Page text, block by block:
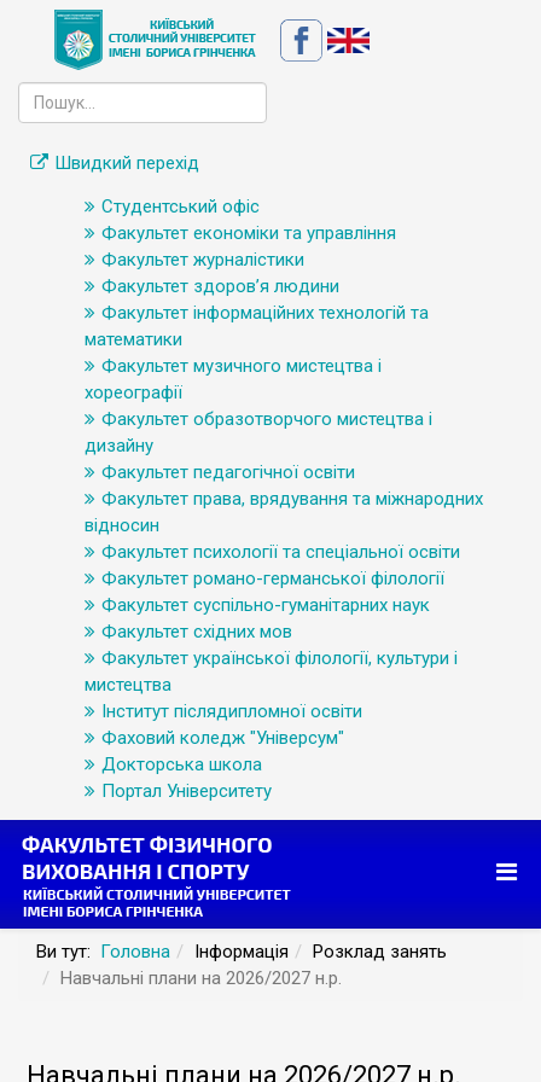
Швидкий перехід
Студентський офіс
Факультет економіки та управління
Факультет журналістики
Факультет здоров’я людини
Факультет інформаційних технологій та
математики
Факультет музичного мистецтва і
хореографії
Факультет образотворчого мистецтва і
дизайну
Факультет педагогічної освіти
Факультет права, врядування та міжнародних
відносин
Факультет психології та спеціальної освіти
Факультет романо-германської філології
Факультет суспільно-гуманітарних наук
Факультет східних мов
Факультет української філології, культури і
мистецтва
Інститут післядипломної освіти
Фаховий коледж "Універсум"
Докторська школа
Портал Університету
Ви тут: Головна Інформація
Розклад занять
Навчальні плани на 2026/2027 н.р.
Навчальні плани на 2026/2027 н.р.